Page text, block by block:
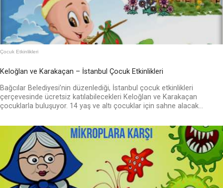
Çocuk Etkinlikleri
Keloğlan ve Karakaçan – İstanbul Çocuk Etkinlikleri
Bağcılar Belediyesi’nin düzenlediği, İstanbul çocuk etkinlikleri
çerçevesinde ücretsiz katılabilecekleri Keloğlan ve Karakaçan
çocuklarla buluşuyor. 14 yaş ve altı çocuklar için sahne alacak...